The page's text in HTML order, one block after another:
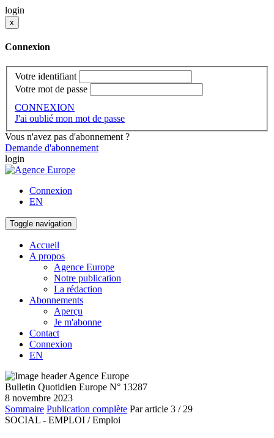
login
x
Connexion
Votre identifiant
Votre mot de passe
CONNEXION
J'ai oublié mon mot de passe
Vous n'avez pas d'abonnement ?
Demande d'abonnement
login
Connexion
EN
Toggle navigation
Accueil
A propos
Agence Europe
Notre publication
La rédaction
Abonnements
Aperçu
Je m'abonne
Contact
Connexion
EN
Bulletin Quotidien Europe N° 13287
8 novembre 2023
Sommaire Publication complète Par article 3 / 29
SOCIAL - EMPLOI / Emploi